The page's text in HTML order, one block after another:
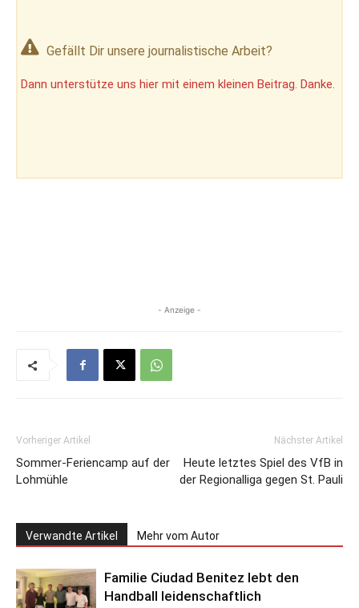
Gefällt Dir unsere journalistische Arbeit?
Dann unterstütze uns hier mit einem kleinen Beitrag. Danke.
- Anzeige -
Vorheriger Artikel
Sommer-Feriencamp auf der
Lohmühle
Nächster Artikel
Heute letztes Spiel des VfB in
der Regionalliga gegen St. Pauli
Verwandte Artikel Mehr vom Autor
Familie Ciudad Benitez lebt den
Handball leidenschaftlich